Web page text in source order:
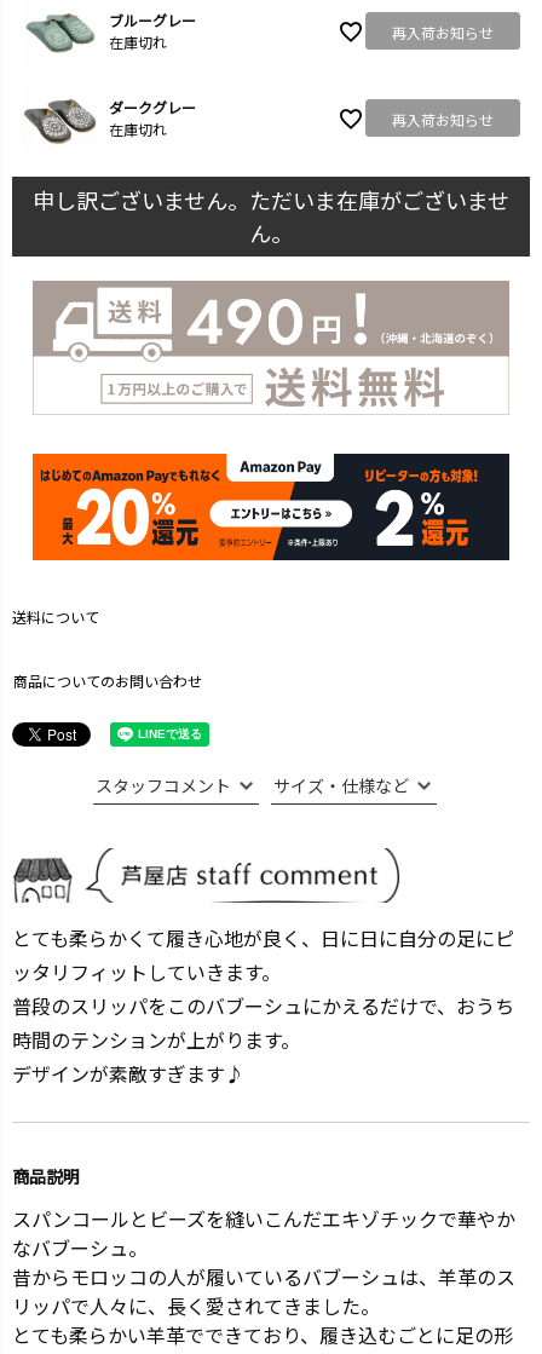
ブルーグレー
在庫切れ
再入荷お知らせ
ダークグレー
在庫切れ
再入荷お知らせ
申し訳ございません。ただいま在庫がございませ
ん。
送料について
商品についてのお問い合わせ
スタッフコメント サイズ・仕様など
とても柔らかくて履き心地が良く、日に日に自分の足にピ
ッタリフィットしていきます。
普段のスリッパをこのバブーシュにかえるだけで、おうち
時間のテンションが上がります。
デザインが素敵すぎます♪
商品説明
スパンコールとビーズを縫いこんだエキゾチックで華やか
なバブーシュ。
昔からモロッコの人が履いているバブーシュは、羊革のス
リッパで人々に、長く愛されてきました。
とても柔らかい羊革でできており、履き込むごとに足の形